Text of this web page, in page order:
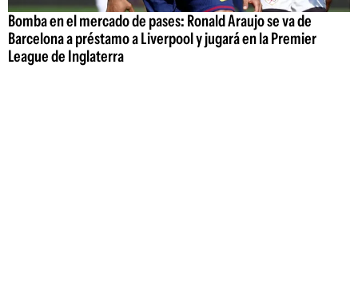
Bomba en el mercado de pases: Ronald Araujo se va de
Barcelona a préstamo a Liverpool y jugará en la Premier
League de Inglaterra